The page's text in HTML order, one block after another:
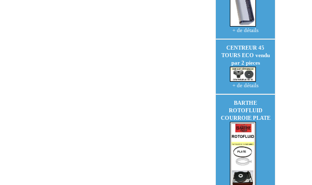
+ de détails
CENTREUR 45
TOURS ECO vendu
par 2 pieces
+ de détails
BARTHE
ROTOFLUID
COURROIE PLATE